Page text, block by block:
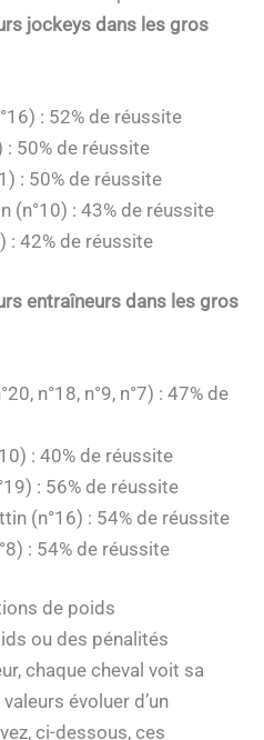
jockeys dans les gros
: 52% de réussite
: 50% de réussite
: 50% de réussite
(n°10) : 43% de réussite
: 42% de réussite
entraîneurs dans les gros
n°18, n°9, n°7) : 47% de
: 40% de réussite
: 56% de réussite
(n°16) : 54% de réussite
: 54% de réussite
de poids
ou des pénalités
chaque cheval voit sa
évoluer d’un
ci-dessous, ces